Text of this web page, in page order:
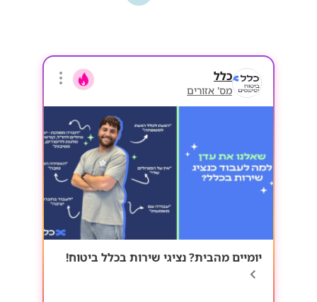
כלל
מס' אזורים
יומיים מהבית? נציגי שירות בכלל ביטוח!